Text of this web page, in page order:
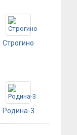
Строгино
Родина-3